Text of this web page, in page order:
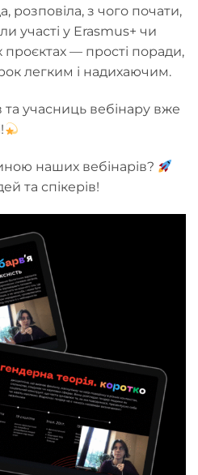
розповіла, з чого почати,
участі у Erasmus+ чи
— прості поради,
легким і надихаючим.
та учасниць вебінару вже
наших вебінарів?
та спікерів!